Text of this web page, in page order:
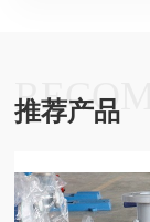
推荐产品